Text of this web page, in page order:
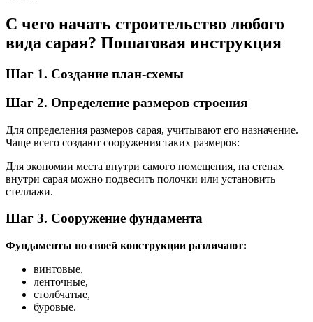
С чего начать строительство любого
вида сарая? Пошаговая инструкция
Шаг 1. Создание план-схемы
Шаг 2. Определение размеров строения
Для определения размеров сарая, учитывают его назначение.
Чаще всего создают сооружения таких размеров:
Для экономии места внутри самого помещения, на стенах
внутри сарая можно подвесить полочки или установить
стеллажи.
Шаг 3. Сооружение фундамента
Фундаменты по своей конструкции различают:
винтовые,
ленточные,
столбчатые,
буровые.